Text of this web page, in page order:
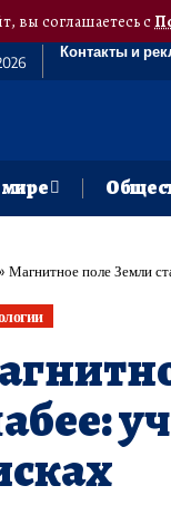
вы соглашаетесь с
Контакты и
Магнитное поле Земли